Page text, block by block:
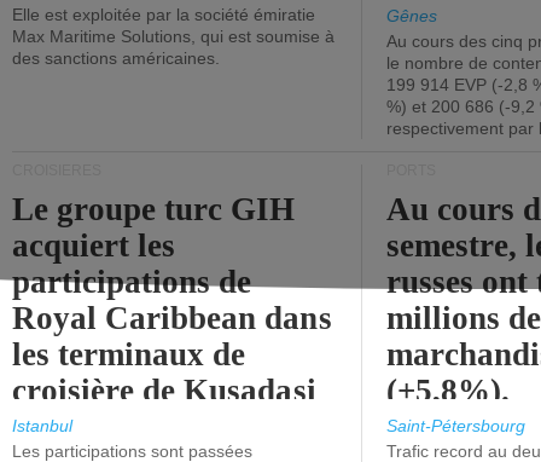
Elle est exploitée par la société émiratie
Max Maritime Solutions, qui est soumise à
des sanctions américaines.
Gênes
Au cours des cinq
le nombre de
199 914 EVP (-2,8
%) et 200 686 (-9,2
respectivement par
Le groupe turc GIH
acquiert les
participations de
Royal Caribbean dans
les terminaux de
croisière de Kusadasi
et de Lisbonne.
Istanbul
Les participations sont passées
Au cours
semestre,
russes
millions
(+5,8%).
Saint-Pétersbourg
Trafic record au